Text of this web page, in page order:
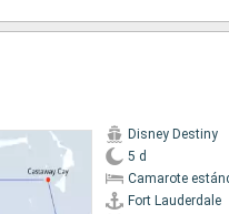
Disney Destiny
5 d
Camarote
Fort Lauderdale